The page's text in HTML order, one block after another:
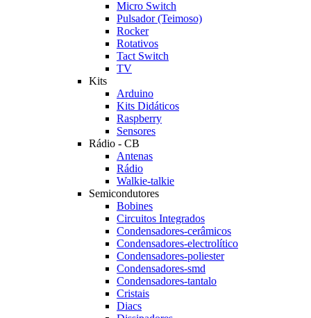
Micro Switch
Pulsador (Teimoso)
Rocker
Rotativos
Tact Switch
TV
Kits
Arduino
Kits Didáticos
Raspberry
Sensores
Rádio - CB
Antenas
Rádio
Walkie-talkie
Semicondutores
Bobines
Circuitos Integrados
Condensadores-cerâmicos
Condensadores-electrolítico
Condensadores-poliester
Condensadores-smd
Condensadores-tantalo
Cristais
Diacs